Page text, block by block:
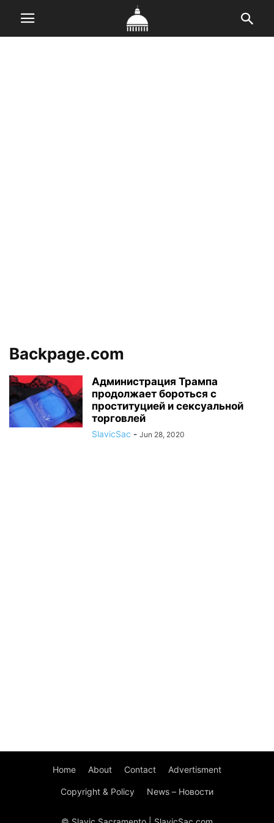
Backpage.com
Администрация Трампа
продолжает бороться с
проституцией и сексуальной
торговлей
SlavicSac - Jun 28, 2020
Home About Contact Advertisment
Copyright & Policy News – Новости